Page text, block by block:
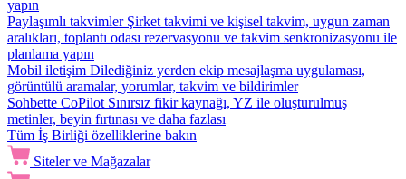
yapın
Paylaşımlı takvimler Şirket takvimi ve kişisel takvim, uygun zaman
aralıkları, toplantı odası rezervasyonu ve takvim senkronizasyonu ile
planlama yapın
Mobil iletişim Dilediğiniz yerden ekip mesajlaşma uygulaması,
görüntülü aramalar, yorumlar, takvim ve bildirimler
Sohbette CoPilot Sınırsız fikir kaynağı, YZ ile oluşturulmuş
metinler, beyin fırtınası ve daha fazlası
Tüm İş Birliği özelliklerine bakın
Siteler ve Mağazalar